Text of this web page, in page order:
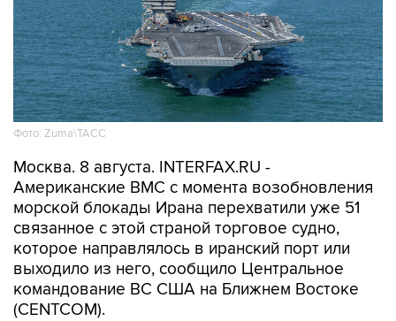
Фото: Zuma\ТАСС
Москва. 8 августа. INTERFAX.RU -
Американские ВМС с момента возобновления
морской блокады Ирана перехватили уже 51
связанное с этой страной торговое судно,
которое направлялось в иранский порт или
выходило из него, сообщило Центральное
командование ВС США на Ближнем Востоке
(CENTCOM).